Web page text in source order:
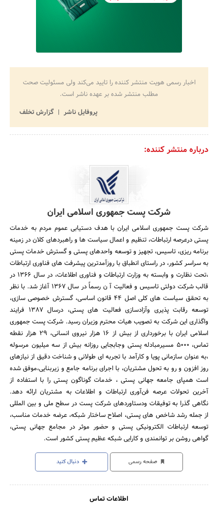
اخبار رسمی هویت منتشر کننده را تایید می‌کند ولی مسئولیت صحت
مطلب منتشر شده بر عهده ناشر است.
پروفایل ناشر
گزارش تخلف
درباره منتشر کننده:
شرکت پست جمهوری اسلامی ایران
شرکت پست جمهوری اسلامی ایران با هدف دستیابی عموم مردم به خدمات
پستی درعرصه ارتباطات، تنظیم و اعمال سیاست ها و راهبردهای کلان در زمینه
برنامه ریزی، تاسیس، تجهیز و توسعه واحدهای پستی و گسترش خدمات پستی
به سراسر کشور، در راستای انطباق با روزآمدترین پیشرفت های فناوری ارتباطات
،تحت نظارت و وابسته به وزارت ارتباطات و فناوری اطلاعات، در سال 1366 در
قالب شرکت دولتی تاسیس و فعالیت آ ن رسماً در سال 1367 آغاز شد. با نظر
به تحقق سیاست های کلی اصل 44 قانون اساسی، گسترش خصوصی سازی،
توسعه رقابت پذیری وآزادسازی فعالیت های پستی، درسال 1387 فرایند
واگذاری این شرکت به تصویب هیات محترم وزیران رسید. شرکت پست جمهوری
اسلامی ایران با برخورداری از بیش از 16 هزار نیروی انسانی، 29 هزار نقطه
تماس، 5000 مسیرمبادله پستی وجابجایی روزانه بیش از سه میلیون مرسوله
،به عنوان سازمانی پویا و کارآمد با تجربه ای طولانی و شناخت دقیق از نیازهای
روز افزون و رو به تحول مشتریان، با اجرای برنامه جامع و زیربنایی،موفق شده
است همپای جامعه جهانی پستی ، خدمات گوناگون پستی را با استفاده از
آخرین تحولات عرصه فن‌آوری ارتباطات و اطلاعات به مشتریان ارائه دهد.
نگاهی گذرا به توفیقات ودستاوردهای شرکت پست در سطح ملی و بین المللی
از جمله رشد شاخص های پستی، اصلاح ساختار شبکه، عرضه خدمات مناسب،
توسعه ارتباطات الکترونیکی پستی و حضور موثر در مجامع جهانی پستی،
گواهی روشن بر توانمندی و کارایی شبکه عظیم پستی کشور است.
صفحه رسمی دنبال کنید
اطلاعات تماس